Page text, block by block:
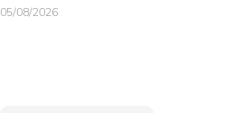
05/08/2026